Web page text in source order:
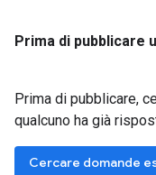
Prima di pubblicare
Prima di pubblicare,
qualcuno ha già
Cercare domande